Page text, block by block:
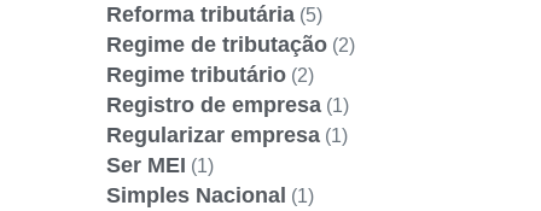
Reforma tributária (5)
Regime de tributação (2)
Regime tributário (2)
Registro de empresa (1)
Regularizar empresa (1)
Ser MEI (1)
Simples Nacional (1)